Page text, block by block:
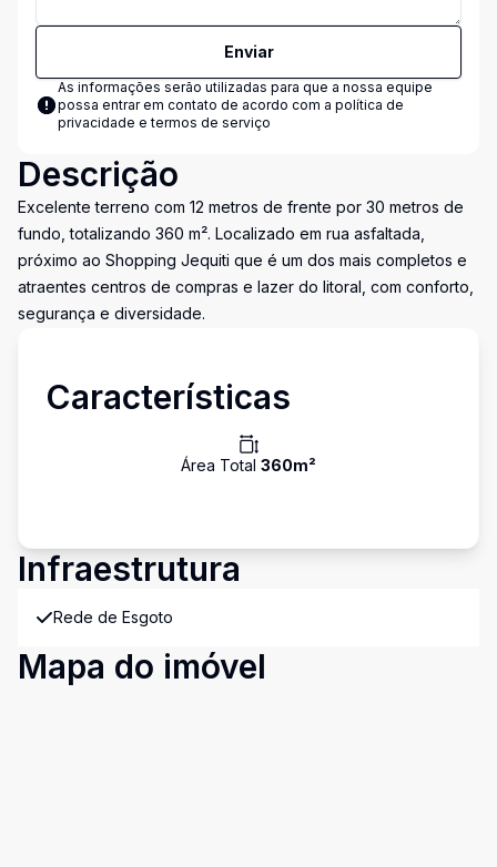
Enviar
As informações serão utilizadas para que a nossa equipe
possa entrar em contato de acordo com a política de
privacidade e termos de serviço
Descrição
Excelente terreno com 12 metros de frente por 30 metros de
fundo, totalizando 360 m². Localizado em rua asfaltada,
próximo ao Shopping Jequiti que é um dos mais completos e
atraentes centros de compras e lazer do litoral, com conforto,
segurança e diversidade.
Características
Área Total 360m²
Infraestrutura
Rede de Esgoto
Mapa do imóvel